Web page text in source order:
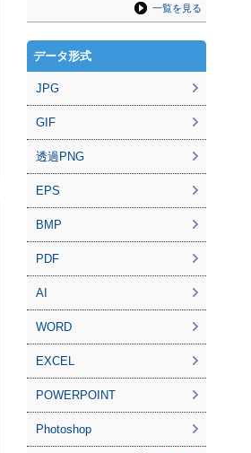
一覧を見る
データ形式
JPG
GIF
透過PNG
EPS
BMP
PDF
AI
WORD
EXCEL
POWERPOINT
Photoshop